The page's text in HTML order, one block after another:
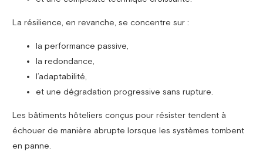
La résilience, en revanche, se concentre sur :
la performance passive,
la redondance,
l’adaptabilité,
et une dégradation progressive sans rupture.
Les bâtiments hôteliers conçus pour résister tendent à
échouer de manière abrupte lorsque les systèmes tombent
en panne.